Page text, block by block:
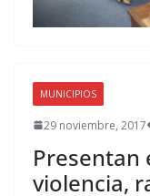
MUNICIPIOS
29 noviembre, 2017
Presentan
violencia,